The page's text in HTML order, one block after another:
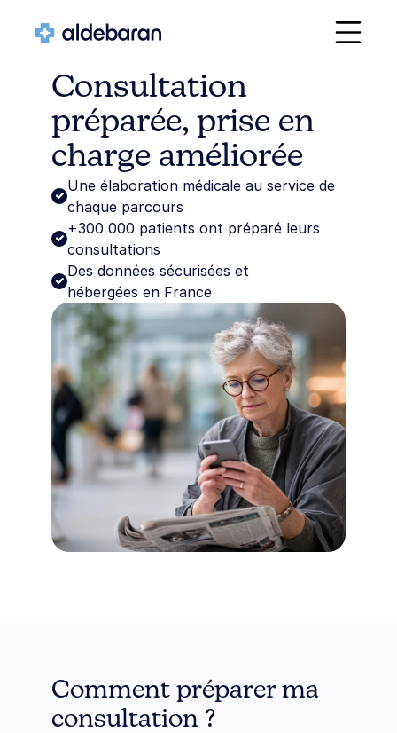
Consultation
préparée, prise en
charge améliorée
Une élaboration médicale au service de
chaque parcours
+300 000 patients ont préparé leurs
consultations
Des données sécurisées et
hébergées en France
Comment préparer ma
consultation ?